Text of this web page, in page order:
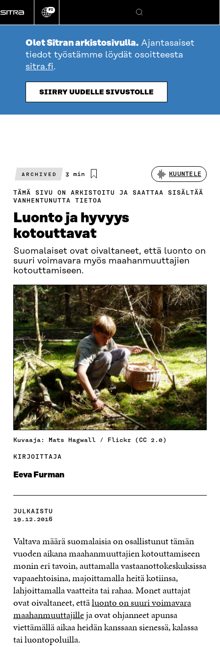
suoraan
sisältöön
Vaihda
kieli
FI
Hae
Olet Sitran arkistosivulla. Ajantasaiset
tiedot työstämme löydät osoitteesta
sitra.fi.
SIIRRY UUDELLE SIVUSTOLLE
ARCHIVED
Arvioitu
3 min KUUNTELE
TÄMÄ SIVU ON ARKISTOITU JA SAATTAA SISÄLTÄÄ
VANHENTUNUTTA TIETOA
Luonto ja hyvyys
kotouttavat
Suomalaiset ovat oivaltaneet, että luonto on
suuri voimavara myös maahanmuuttajien
kotouttamiseen.
Kuvaaja: Mats Hagwall / Flickr (CC 2.0)
KIRJOITTAJA
Eeva Furman
JULKAISTU
19.12.2016
Valtava määrä suomalaisia on osallistunut tämän
vuoden aikana maahanmuuttajien kotouttamiseen
monin eri tavoin, auttamalla vastaanottokeskuksissa
vapaaehtoisina, majoittamalla heitä kotiinsa,
lahjoittamalla vaatteita tai rahaa. Monet auttajat
ovat oivaltaneet, ettäluonto on suuri voimavara
maahanmuuttajilleja ovat ohjanneet apunsa
viettämällä aikaa heidän kanssaan sienessä, kalassa
tai luontopoluilla.